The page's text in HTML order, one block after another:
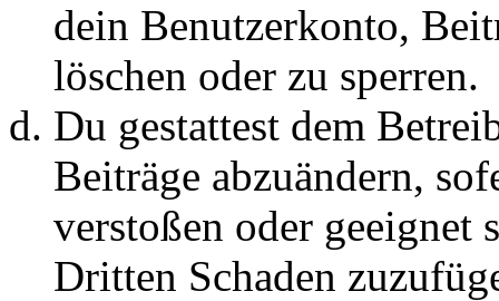
dein Benutzerkonto,
löschen oder zu sperren.
Du gestattest dem
Beiträge abzuändern,
verstoßen oder geeignet
Dritten Schaden